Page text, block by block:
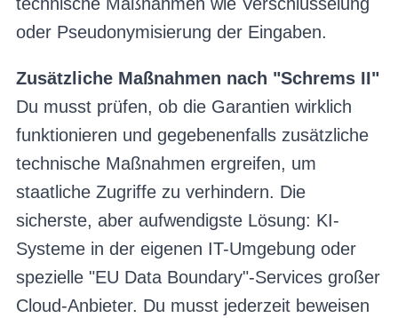
oder Pseudonymisierung der Eingaben.
Zusätzliche Maßnahmen nach "Schrems II"
Du musst prüfen, ob die Garantien wirklich
funktionieren und gegebenenfalls zusätzliche
technische Maßnahmen ergreifen, um
staatliche Zugriffe zu verhindern. Die
sicherste, aber aufwendigste Lösung: KI-
Systeme in der eigenen IT-Umgebung oder
spezielle "EU Data Boundary"-Services großer
Cloud-Anbieter. Du musst jederzeit beweisen